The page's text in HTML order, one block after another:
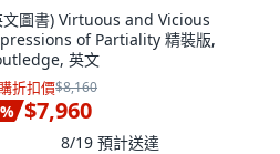
文圖書) Virtuous and Vicious
of Partiality 精裝版,
英文
折扣價$8,160
% $7,960
8/19 預計送達